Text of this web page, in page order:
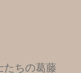
たちの葛藤